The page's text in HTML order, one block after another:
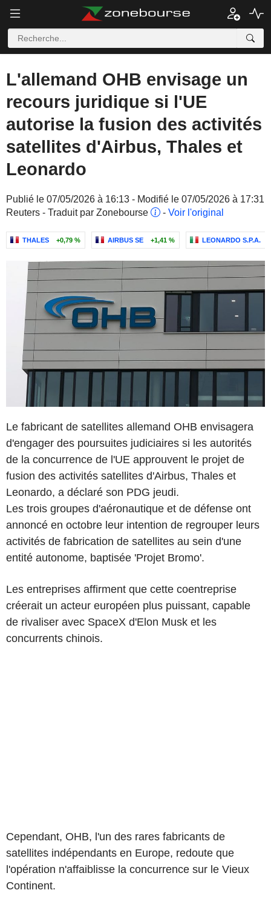
L'allemand OHB envisage un
recours juridique si l'UE
autorise la fusion des activités
satellites d'Airbus, Thales et
Leonardo
Publié le 07/05/2026 à 16:13 - Modifié le 07/05/2026 à 17:31
Reuters - Traduit par Zonebourse
- Voir l'original
THALES +0,79 % AIRBUS SE +1,41 % LEONARDO S.P.A.
Le fabricant de satellites allemand OHB envisagera
d'engager des poursuites judiciaires si les autorités
de la concurrence de l'UE approuvent le projet de
fusion des activités satellites d'Airbus, Thales et
Leonardo, a déclaré son PDG jeudi.
Les trois groupes d'aéronautique et de défense ont
annoncé en octobre leur intention de regrouper leurs
activités de fabrication de satellites au sein d'une
entité autonome, baptisée 'Projet Bromo'.
Les entreprises affirment que cette coentreprise
créerait un acteur européen plus puissant, capable
de rivaliser avec SpaceX d'Elon Musk et les
concurrents chinois.
Cependant, OHB, l'un des rares fabricants de
satellites indépendants en Europe, redoute que
l'opération n'affaiblisse la concurrence sur le Vieux
Continent.